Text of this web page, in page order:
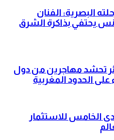
البصرية: الفنان
يحتفي بذاكرة الشرق
تحشد مهاجرين من دول
على الحدود المغربية
الخامس للاستثمار